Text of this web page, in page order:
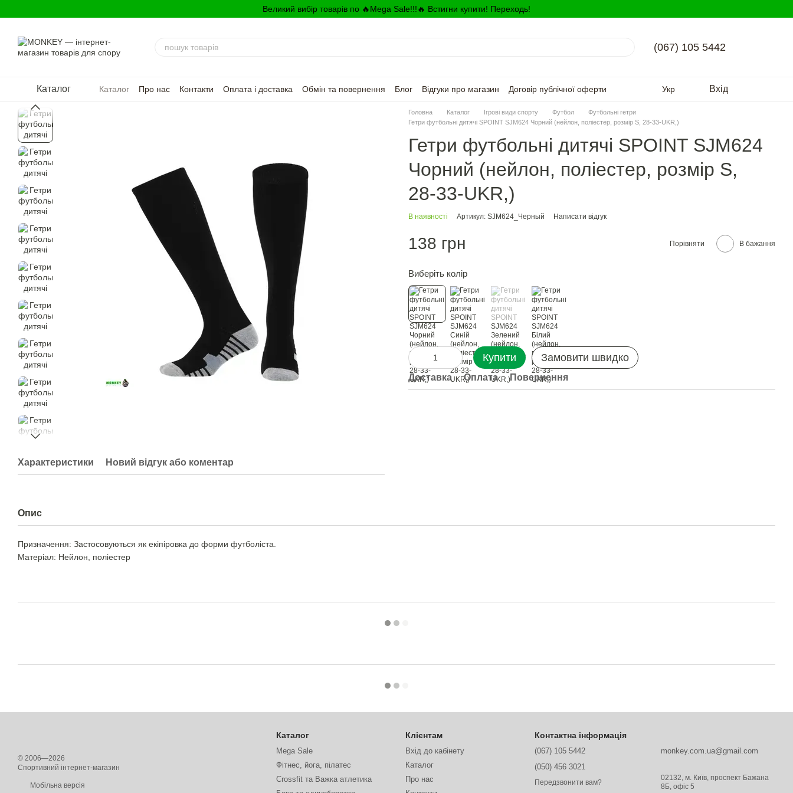
Великий вибір товарів по 🔥Mega Sale!!!🔥 Встигни купити! Переходь!
(067) 105 5442
Каталог Каталог Про нас Контакти Оплата і доставка Обмін та повернення Блог Відгуки про магазин
Договір публічної оферти
Укр Вхід
Характеристики Новий відгук або коментар
Головна Каталог Ігрові види спорту Футбол
Футбольні гетри
Гетри футбольні дитячі SPOINT SJM624 Чорний (нейлон, поліестер, розмір S, 28-33-UKR,)
Гетри футбольні дитячі SPOINT SJM624
Чорний (нейлон, поліестер, розмір S,
28-33-UKR,)
В наявності Артикул: SJM624_Черный Написати відгук
138 грн Порівняти В бажання
Виберіть колір
Купити Замовити швидко
Доставка Оплата Повернення
Опис
Призначення: Застосовуються як екіпіровка до форми футболіста.
Матеріал: Нейлон, поліестер
© 2006—2026
Спортивний інтернет-магазин
Мобільна версія
Каталог
Mega Sale
Фітнес, йога, пілатес
Crossfit та Важка атлетика
Клієнтам
Вхід до кабінету
Каталог
Про нас
Контактна інформація
(067) 105 5442
(050) 456 3021
Передзвонити вам?
monkey.com.ua@gmail.com
02132, м. Київ, проспект Бажана
8Б, офіс 5